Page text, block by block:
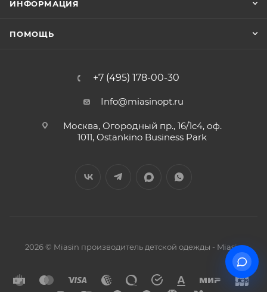
ИНФОРМАЦИЯ
ПОМОЩЬ
+7 (495) 178-00-30
Info@miasinopt.ru
Москва, Огородный пр., 16/1с4, оф.
1011, Ostankino Business Park
2026 © Miasin производитель детской одежды - Miasin